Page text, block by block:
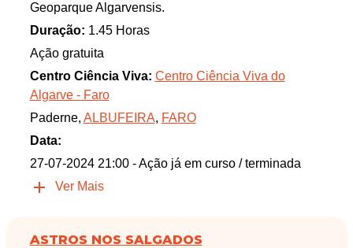
Geoparque Algarvensis.
Duração: 1.45 Horas
Ação gratuita
Centro Ciência Viva: Centro Ciência Viva do
Algarve - Faro
Paderne, ALBUFEIRA, FARO
Data:
27-07-2024 21:00 - Ação já em curso / terminada
Ver Mais
ASTROS NOS SALGADOS